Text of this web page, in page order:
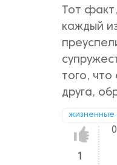
Тот
каждый
того,
друга,
жизненные